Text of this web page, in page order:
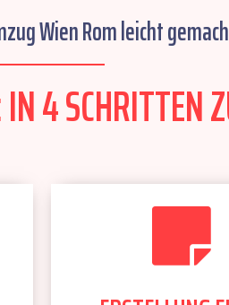
Wien Rom leicht
4 SCHRITTEN